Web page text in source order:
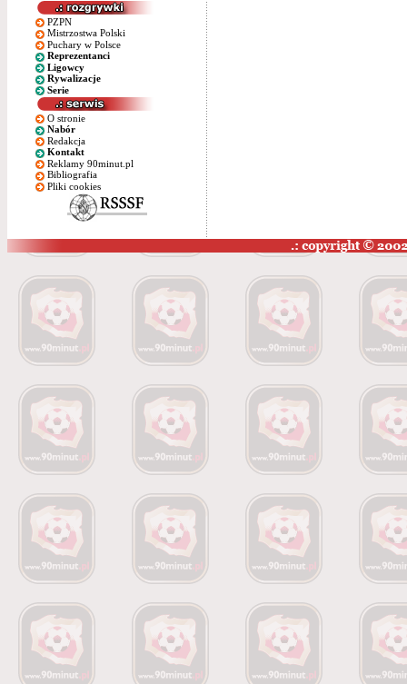
PZPN
Mistrzostwa Polski
Puchary w Polsce
Reprezentanci
Ligowcy
Rywalizacje
Serie
O stronie
Nabór
Redakcja
Kontakt
Reklamy 90minut.pl
Bibliografia
Pliki cookies